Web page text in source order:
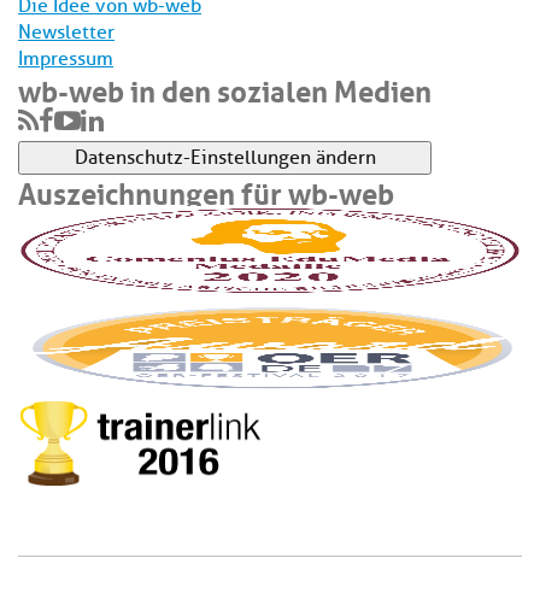
Die Idee von wb-web
Newsletter
Impressum
wb-web in den sozialen Medien
Datenschutz-Einstellungen ändern
Auszeichnungen für wb-web